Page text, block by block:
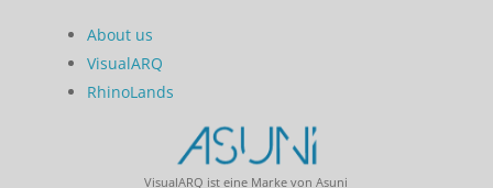
About us
VisualARQ
RhinoLands
VisualARQ ist eine Marke von Asuni